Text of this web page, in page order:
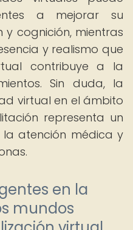
a mejorar su
cognición, mientras
y realismo que
contribuye a la
Sin duda, la
virtual en el ámbito
representa un
atención médica y
en la
mundos